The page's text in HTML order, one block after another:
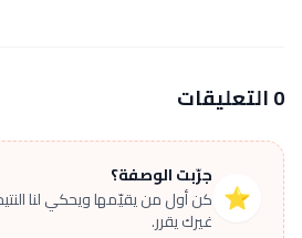
0 التعليقات
⭐
جرّبت الوصفة؟
كن أول من يقيّمها ويحكي لنا
غيرك يقرر.